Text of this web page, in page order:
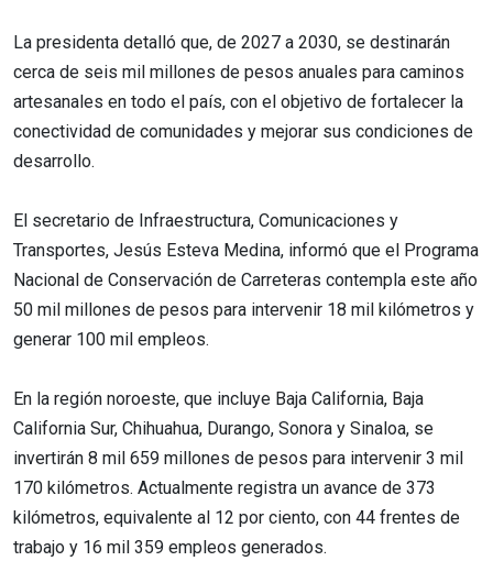
La presidenta detalló que, de 2027 a 2030, se destinarán
cerca de seis mil millones de pesos anuales para caminos
artesanales en todo el país, con el objetivo de fortalecer la
conectividad de comunidades y mejorar sus condiciones de
desarrollo.
El secretario de Infraestructura, Comunicaciones y
Transportes, Jesús Esteva Medina, informó que el Programa
Nacional de Conservación de Carreteras contempla este año
50 mil millones de pesos para intervenir 18 mil kilómetros y
generar 100 mil empleos.
En la región noroeste, que incluye Baja California, Baja
California Sur, Chihuahua, Durango, Sonora y Sinaloa, se
invertirán 8 mil 659 millones de pesos para intervenir 3 mil
170 kilómetros. Actualmente registra un avance de 373
kilómetros, equivalente al 12 por ciento, con 44 frentes de
trabajo y 16 mil 359 empleos generados.